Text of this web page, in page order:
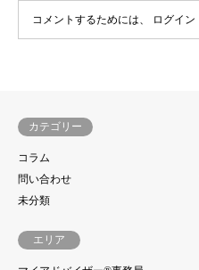
コメントするためには、 ログイン
カテゴリー
コラム
問い合わせ
未分類
エリア